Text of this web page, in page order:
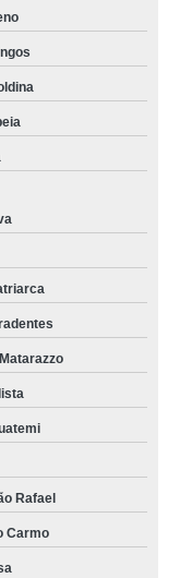
Rafael
Carmo